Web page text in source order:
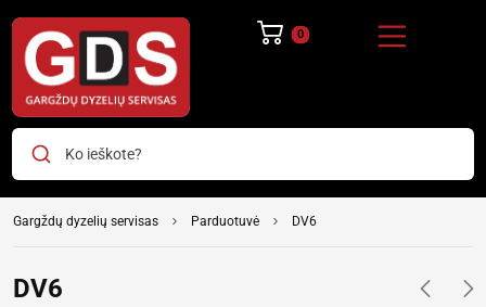
0
Ko ieškote?
Gargždų dyzelių servisas Parduotuvė DV6
DV6